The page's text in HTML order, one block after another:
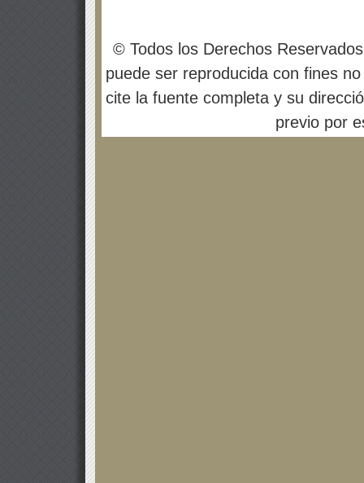
© Todos los Derechos
puede ser reproducida con fines
cite la fuente completa y su
previo por